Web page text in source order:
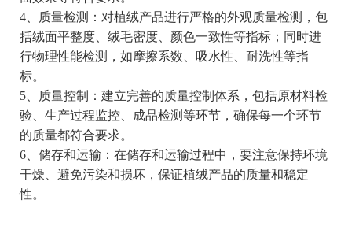
4、质量检测：对植绒产品进行严格的外观质量检测，包
括绒面平整度、绒毛密度、颜色一致性等指标；同时进
行物理性能检测，如摩擦系数、吸水性、耐洗性等指
标。
5、质量控制：建立完善的质量控制体系，包括原材料检
验、生产过程监控、成品检测等环节，确保每一个环节
的质量都符合要求。
6、储存和运输：在储存和运输过程中，要注意保持环境
干燥、避免污染和损坏，保证植绒产品的质量和稳定
性。